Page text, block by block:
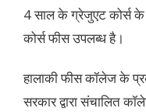
4 साल के ग्रेजुएट कोर्स
कोर्स फीस उपलब्ध है।
हालाकी फीस कॉलेज के
सरकार द्वारा संचालित